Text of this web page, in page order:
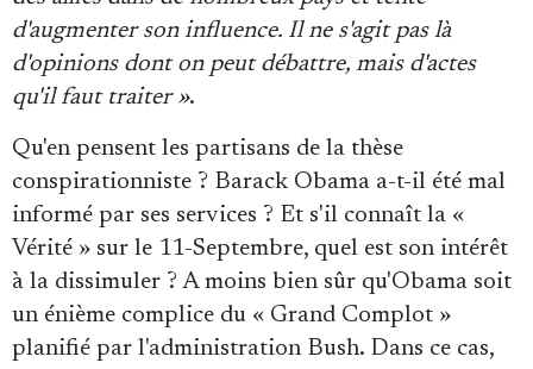
d'augmenter son influence. Il ne s'agit pas là
d'opinions dont on peut débattre, mais d'actes
qu'il faut traiter ».
Qu'en pensent les partisans de la thèse
conspirationniste ? Barack Obama a-t-il été mal
informé par ses services ? Et s'il connaît la «
Vérité » sur le 11-Septembre, quel est son intérêt
à la dissimuler ? A moins bien sûr qu'Obama soit
un énième complice du « Grand Complot »
planifié par l'administration Bush. Dans ce cas,